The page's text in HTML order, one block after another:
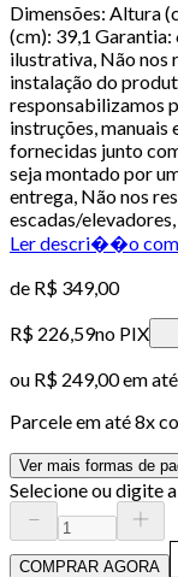
Dimensões: Altura
(cm): 39,1 Garantia:
ilustrativa, Não nos
instalação do
responsabilizamos
instruções, manuais
fornecidas junto
seja montado por
entrega, Não nos
escadas/
Ler descri��o
de R$ 349,00
R$ 226,59no PIX
ou R$ 249,00em até
Parcele em até8x
Ver mais formas de
Selecione ou digite
COMPRAR AGORA